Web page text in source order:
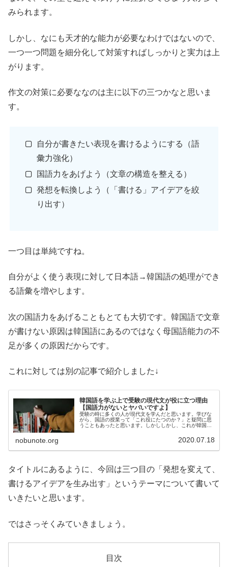
みられます。
しかし、なにも天才的な能力が必要なわけではないので、
一つ一つ問題を細分化して対策すればしっかりと実力は上
がります。
作文の対策に必要ななのは主に以下の三つかなと思いま
す。
自分が書きたい表現を書けるようにする（語
彙力強化）
国語力をあげよう（文章の構造を整える）
発想を転換しよう（「書ける」アイデアを絞
り出す）
一つ目は単純ですね。
自分がよく使う表現に対して日本語→韓国語の処理ができ
る語彙を増やします。
次の国語力をあげることもとても大切です。韓国語で文章
が書けない原因は韓国語にあるのではなく母国語能力の不
足が多くの原因だからです。
これに対しては別の記事で紹介しました↓
韓国語を学ぶ上で受験の現代文が役に立つ理由
【国語力がないとヤバいですよ】
受験の時に多くの人が現代文を学んだと思います。学びな
がら、国語の授業って「これ役にたつのか？」と疑問に思
うこともあったと思います。しかししかし、これが韓国語
nobunote.org 2020.07.18
タイトルにあるように、今回は三つ目の「発想を変えて、
書けるアイデアを生み出す」というテーマについて書いて
いきたいと思います。
ではさっそくみていきましょう。
目次